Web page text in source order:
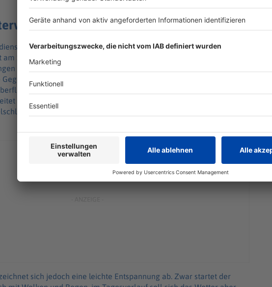
in Teilen Bayerns
(DWD) warnt vor schweren Gewittern der Stufe 3 von 4. Nach
am Sonntagnachmittag verbreitet mit umstürzenden Bäumen,
und Gerüsten zu rechnen. Zusätzlich können Äste, Dachziegel und
herabfallen. Es kann zu Schäden an Gebäuden kommen.
von Straßen und Unterführungen sowie vollgelaufene
ist mit Aquaplaning zu rechnen, ebenso können Erdrutsche
schließt der DWD nicht aus.
sich jedoch eine leichte Entspannung ab. Zwar startet der